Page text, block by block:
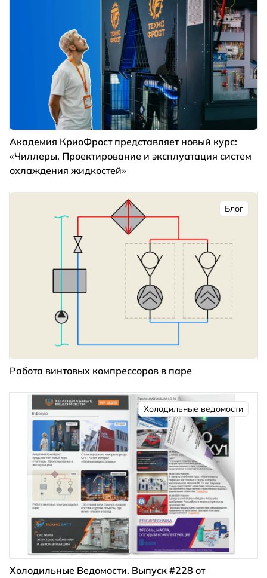
Академия КриоФрост представляет новый курс:
«Чиллеры. Проектирование и эксплуатация систем
охлаждения жидкостей»
Блог
Работа винтовых компрессоров в паре
Холодильные ведомости
Холодильные Ведомости. Выпуск #228 от